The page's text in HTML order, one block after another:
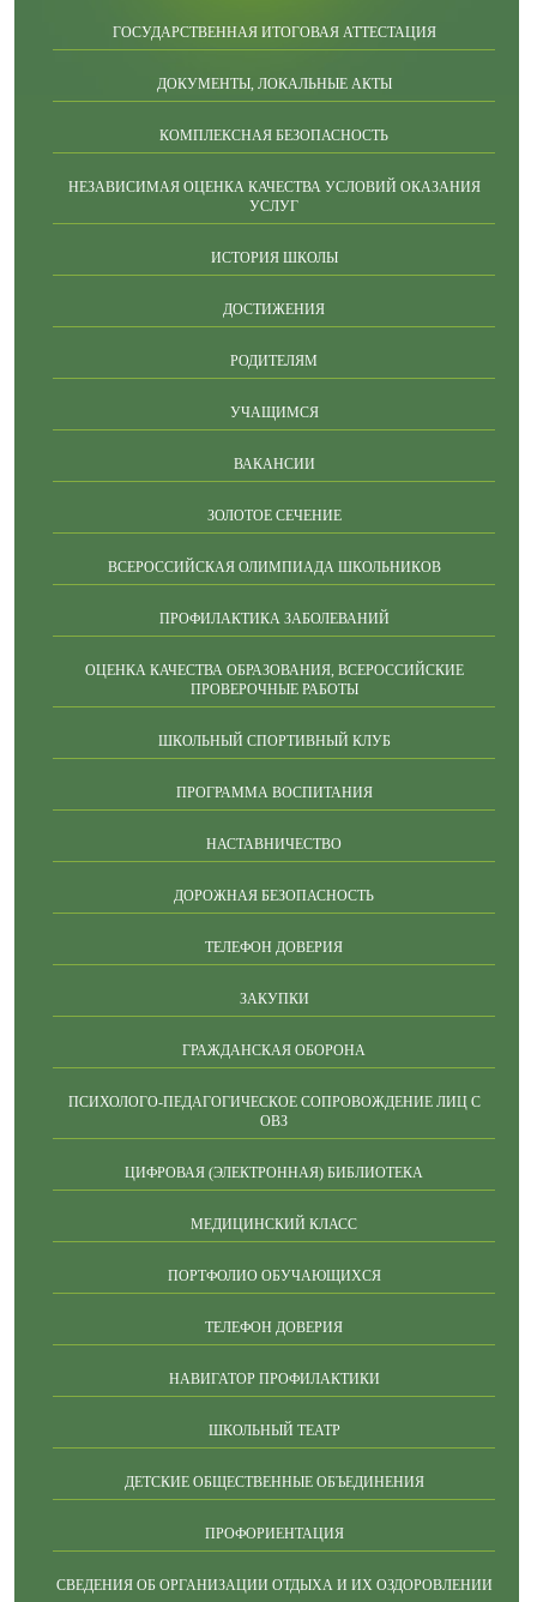
ГОСУДАРСТВЕННАЯ ИТОГОВАЯ АТТЕСТАЦИЯ
ДОКУМЕНТЫ, ЛОКАЛЬНЫЕ АКТЫ
КОМПЛЕКСНАЯ БЕЗОПАСНОСТЬ
НЕЗАВИСИМАЯ ОЦЕНКА КАЧЕСТВА УСЛОВИЙ ОКАЗАНИЯ
УСЛУГ
ИСТОРИЯ ШКОЛЫ
ДОСТИЖЕНИЯ
РОДИТЕЛЯМ
УЧАЩИМСЯ
ВАКАНСИИ
ЗОЛОТОЕ СЕЧЕНИЕ
ВСЕРОССИЙСКАЯ ОЛИМПИАДА ШКОЛЬНИКОВ
ПРОФИЛАКТИКА ЗАБОЛЕВАНИЙ
ОЦЕНКА КАЧЕСТВА ОБРАЗОВАНИЯ, ВСЕРОССИЙСКИЕ
ПРОВЕРОЧНЫЕ РАБОТЫ
ШКОЛЬНЫЙ СПОРТИВНЫЙ КЛУБ
ПРОГРАММА ВОСПИТАНИЯ
НАСТАВНИЧЕСТВО
ДОРОЖНАЯ БЕЗОПАСНОСТЬ
ТЕЛЕФОН ДОВЕРИЯ
ЗАКУПКИ
ГРАЖДАНСКАЯ ОБОРОНА
ПСИХОЛОГО-ПЕДАГОГИЧЕСКОЕ СОПРОВОЖДЕНИЕ ЛИЦ С
ОВЗ
ЦИФРОВАЯ (ЭЛЕКТРОННАЯ) БИБЛИОТЕКА
МЕДИЦИНСКИЙ КЛАСС
ПОРТФОЛИО ОБУЧАЮЩИХСЯ
ТЕЛЕФОН ДОВЕРИЯ
НАВИГАТОР ПРОФИЛАКТИКИ
ШКОЛЬНЫЙ ТЕАТР
ДЕТСКИЕ ОБЩЕСТВЕННЫЕ ОБЪЕДИНЕНИЯ
ПРОФОРИЕНТАЦИЯ
СВЕДЕНИЯ ОБ ОРГАНИЗАЦИИ ОТДЫХА И ИХ ОЗДОРОВЛЕНИИ